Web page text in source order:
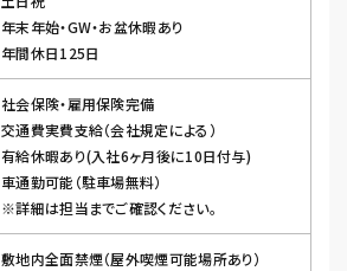
年末年始・GW・お盆休暇あり
年間休日125日
社会保険・雇用保険完備
交通費実費支給（会社規定による）
有給休暇あり(入社6ヶ月後に10日付与)
車通勤可能（駐車場無料）
※詳細は担当までご確認ください。
敷地内全面禁煙（屋外喫煙可能場所あり）